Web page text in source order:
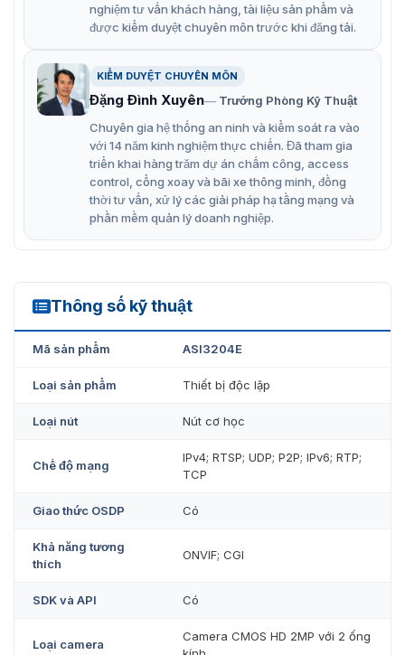
Hỗ trợ các mô-đun mở rộng bảo mật để kiểm soát
Hỗ trợ quản lý chấm công qua web và xuất báo cáo
chấm công cục bộ.
Hỗ trợ chuông cửa.
Kết nối TCP/IP.
Cung cấp nguồn điện cho khóa điện từ và đầu đọc
thẻ (tối đa 12 V, 1 A).
nghiệm tư vấn khách hàng, tài liệu sản phẩm và
được kiểm duyệt chuyên môn trước khi đăng tải.
KIỂM DUYỆT CHUYÊN MÔN
Đặng Đình Xuyên
Trưởng Phòng Kỹ Thuật
Chuyên gia hệ thống an ninh và kiểm soát ra vào
với 14 năm kinh nghiệm thực chiến. Đã tham gia
triển khai hàng trăm dự án chấm công, access
control, cổng xoay và bãi xe thông minh, đồng
thời tư vấn, xử lý các giải pháp hạ tầng mạng và
phần mềm quản lý doanh nghiệp.
Thông số kỹ thuật
ASI3204E
Mã sản phẩm ASI3204E
Loại sản phẩm Thiết bị độc lập
Loại nút Nút cơ học
Chế độ mạng
IPv4; RTSP; UDP; P2P; IPv6; RTP;
TCP
Giao thức OSDP Có
Khả năng tương
thích
ONVIF; CGI
SDK và API Có
Loại camera
Camera CMOS HD 2MP với 2 ống